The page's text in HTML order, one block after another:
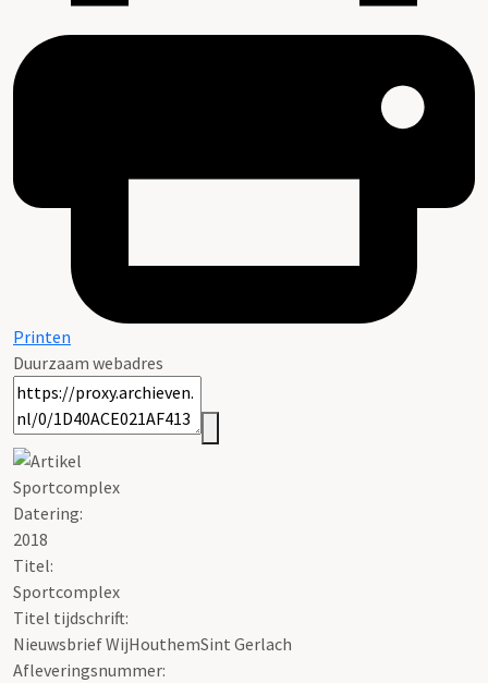
Printen
Duurzaam webadres
Sportcomplex
Datering:
2018
Titel:
Sportcomplex
Titel tijdschrift:
Nieuwsbrief WijHouthemSint Gerlach
Afleveringsnummer: